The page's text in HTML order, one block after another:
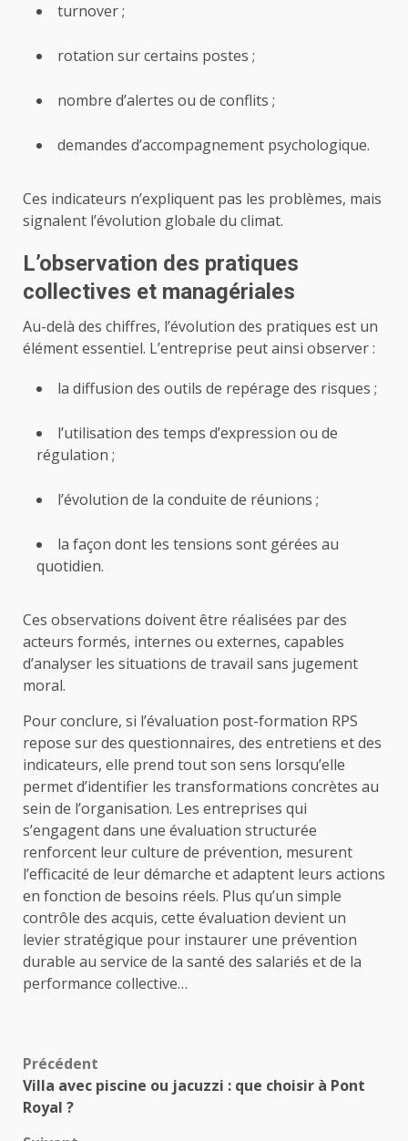
turnover ;
rotation sur certains postes ;
nombre d’alertes ou de conflits ;
demandes d’accompagnement psychologique.
Ces indicateurs n’expliquent pas les problèmes, mais
signalent l’évolution globale du climat.
L’observation des pratiques
collectives et managériales
Au-delà des chiffres, l’évolution des pratiques est un
élément essentiel. L’entreprise peut ainsi observer :
la diffusion des outils de repérage des risques ;
l’utilisation des temps d’expression ou de
régulation ;
l’évolution de la conduite de réunions ;
la façon dont les tensions sont gérées au
quotidien.
Ces observations doivent être réalisées par des
acteurs formés, internes ou externes, capables
d’analyser les situations de travail sans jugement
moral.
Pour conclure, si l’évaluation post-formation RPS
repose sur des questionnaires, des entretiens et des
indicateurs, elle prend tout son sens lorsqu’elle
permet d’identifier les transformations concrètes au
sein de l’organisation. Les entreprises qui
s’engagent dans une évaluation structurée
renforcent leur culture de prévention, mesurent
l’efficacité de leur démarche et adaptent leurs actions
en fonction de besoins réels. Plus qu’un simple
contrôle des acquis, cette évaluation devient un
levier stratégique pour instaurer une prévention
durable au service de la santé des salariés et de la
performance collective…
Navigation
d’article
Précédent
Villa avec piscine ou jacuzzi : que choisir à Pont
Royal ?